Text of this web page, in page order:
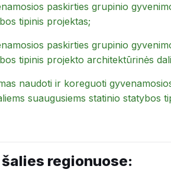
paskirties grupinio
tipinis projektas;
paskirties grupinio
tipinis projekto architektūrinės
naudoti ir koreguoti
suaugusiems statinio statybos
regionuose: